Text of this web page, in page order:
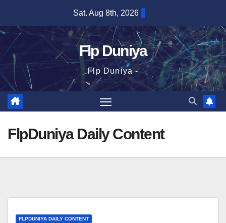
content
Sat. Aug 8th, 2026
Flp Duniya
Flp Duniya -
FlpDuniya Daily Content
FLPDUNIYA DAILY CONTENT